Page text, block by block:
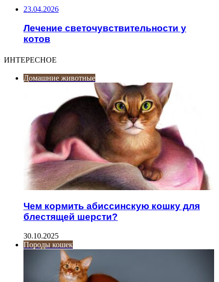
23.04.2026
Лечение светочувствительности у
котов
ИНТЕРЕСНОЕ
Домашние животные
Чем кормить абиссинскую кошку для
блестящей шерсти?
30.10.2025
Породы кошек